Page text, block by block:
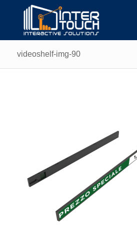
videoshelf-img-90